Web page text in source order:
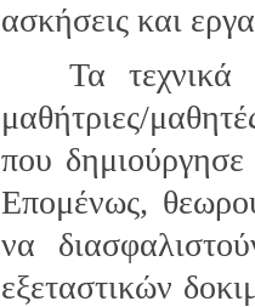
ασκήσεις και
Τα τεχνικά
μαθήτριες/
που
Επομένως,
να
εξεταστικών